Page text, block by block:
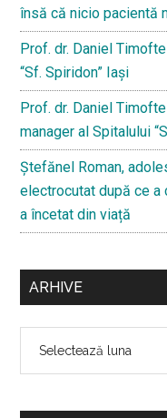
însă că nicio pacientă
Prof. dr. Daniel
“Sf. Spiridon” Iaşi
Prof. dr. Daniel
manager al Spitalului
Ştefănel Roman,
electrocutat după ce
a încetat din viață
ARHIVE